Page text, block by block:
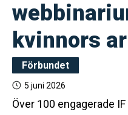
kvinnors
Förbundet
5 juni 2026
Över 100 engagerade